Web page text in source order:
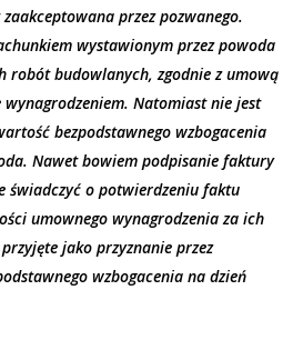
przez pozwanego.
wystawionym przez powoda
robót budowlanych, zgodnie z umową
Natomiast nie jest
bezpodstawnego wzbogacenia
Nawet bowiem podpisanie faktury
świadczyć o potwierdzeniu faktu
umownego wynagrodzenia za ich
jako przyznanie przez
wzbogacenia na dzień